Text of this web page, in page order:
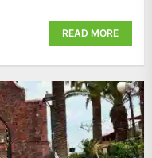
READ MORE